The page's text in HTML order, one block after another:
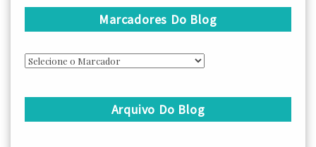
Marcadores Do Blog
Arquivo Do Blog